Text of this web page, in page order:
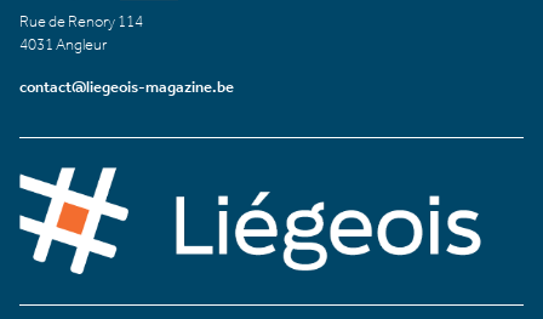
Rue de Renory 114
4031 Angleur
contact@liegeois-magazine.be